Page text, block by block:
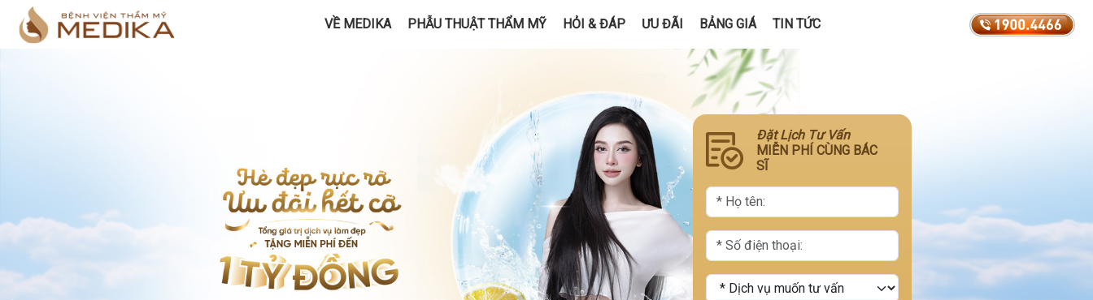
VỀ MEDIKA PHẪU THUẬT THẨM MỸ HỎI & ĐÁP ƯU ĐÃI BẢNG GIÁ TIN TỨC
Đặt Lịch Tư Vấn
MIỄN PHÍ CÙNG BÁC
SĨ